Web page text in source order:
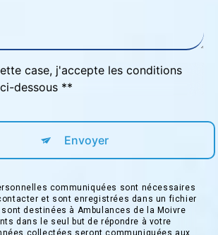
case, j'accepte les conditions
dessous **
Envoyer
communiquées sont nécessaires
et sont enregistrées dans un fichier
sont destinées à Ambulances de la Moivre
dans le seul but de répondre à votre